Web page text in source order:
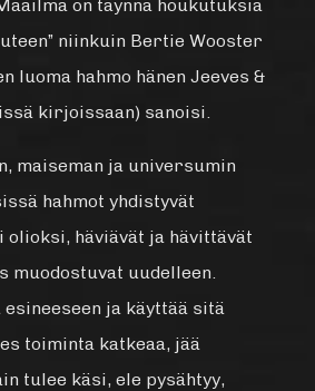
on täynnä houkutuksia
niinkuin Bertie Wooster
luoma hahmo hänen Jeeves &
kirjoissaan) sanoisi.
maiseman ja universumin
hahmot yhdistyvät
häviävät ja hävittävät
muodostuvat uudelleen.
ja käyttää sitä
toiminta katkeaa, jää
tulee käsi, ele pysähtyy,